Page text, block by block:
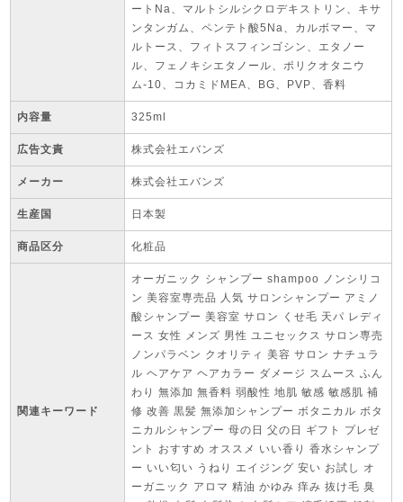
ートNa、マルトシルシクロデキストリン、キサ
ンタンガム、ペンテト酸5Na、カルボマー、マ
ルトース、フィトスフィンゴシン、エタノー
ル、フェノキシエタノール、ポリクオタニウ
ム-10、コカミドMEA、BG、PVP、香料
内容量 325ml
広告文責 株式会社エバンズ
メーカー 株式会社エバンズ
生産国 日本製
商品区分 化粧品
関連キーワード
オーガニック シャンプー shampoo ノンシリコ
ン 美容室専売品 人気 サロンシャンプー アミノ
酸シャンプー 美容室 サロン くせ毛 天パ レディ
ース 女性 メンズ 男性 ユニセックス サロン専売
ノンパラベン クオリティ 美容 サロン ナチュラ
ル ヘアケア ヘアカラー ダメージ スムース ふん
わり 無添加 無香料 弱酸性 地肌 敏感 敏感肌 補
修 改善 黒髪 無添加シャンプー ボタニカル ボタ
ニカルシャンプー 母の日 父の日 ギフト プレゼ
ント おすすめ オススメ いい香り 香水シャンプ
ー いい匂い うねり エイジング 安い お試し オ
ーガニック アロマ 精油 かゆみ 痒み 抜け毛 臭